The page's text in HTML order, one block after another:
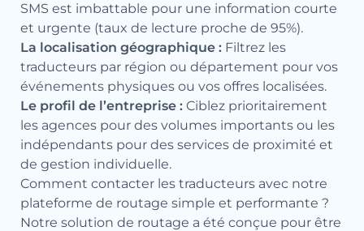
SMS est imbattable pour une information courte
et urgente (taux de lecture proche de 95%).
La localisation géographique : Filtrez les
traducteurs par région ou département pour vos
événements physiques ou vos offres localisées.
Le profil de l’entreprise : Ciblez prioritairement
les agences pour des volumes importants ou les
indépendants pour des services de proximité et
de gestion individuelle.
Comment contacter les traducteurs avec notre
plateforme de routage simple et performante ?
Notre solution de routage a été conçue pour être